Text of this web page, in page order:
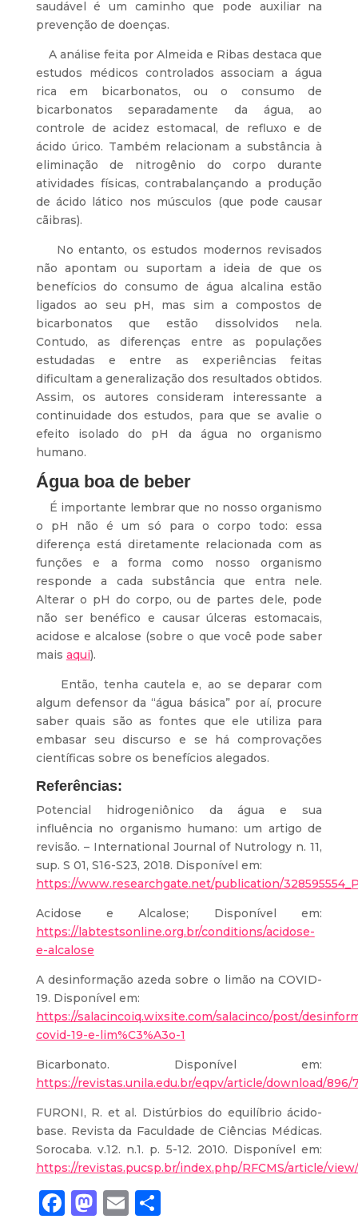
saudável é um caminho que pode auxiliar na
prevenção de doenças.
A análise feita por Almeida e Ribas destaca que
estudos médicos controlados associam a água
rica em bicarbonatos, ou o consumo de
bicarbonatos separadamente da água, ao
controle de acidez estomacal, de refluxo e de
ácido úrico. Também relacionam a substância à
eliminação de nitrogênio do corpo durante
atividades físicas, contrabalançando a produção
de ácido lático nos músculos (que pode causar
cãibras).
No entanto, os estudos modernos revisados
não apontam ou suportam a ideia de que os
benefícios do consumo de água alcalina estão
ligados ao seu pH, mas sim a compostos de
bicarbonatos que estão dissolvidos nela.
Contudo, as diferenças entre as populações
estudadas e entre as experiências feitas
dificultam a generalização dos resultados obtidos.
Assim, os autores consideram interessante a
continuidade dos estudos, para que se avalie o
efeito isolado do pH da água no organismo
humano.
Água boa de beber
É importante lembrar que no nosso organismo
o pH não é um só para o corpo todo: essa
diferença está diretamente relacionada com as
funções e a forma como nosso organismo
responde a cada substância que entra nele.
Alterar o pH do corpo, ou de partes dele, pode
não ser benéfico e causar úlceras estomacais,
acidose e alcalose (sobre o que você pode saber
mais aqui).
Então, tenha cautela e, ao se deparar com
algum defensor da “água básica” por aí, procure
saber quais são as fontes que ele utiliza para
embasar seu discurso e se há comprovações
científicas sobre os benefícios alegados.
Referências:
Potencial hidrogeniônico da água e sua
influência no organismo humano: um artigo de
revisão. – International Journal of Nutrology n. 11,
sup. S 01, S16-S23, 2018. Disponível em:
https://www.researchgate.net/publication/
Acidose e Alcalose; Disponível em:
https://labtestsonline.org.br/conditions/acidose-
e-alcalose
A desinformação azeda sobre o limão na COVID-
19. Disponível em:
https://salacincoiq.wixsite.com/salacinco/post/
covid-19-e-lim%C3%A3o-1
Bicarbonato. Disponível em:
https://revistas.unila.edu.br/eqpv/article/download/896/
FURONI, R. et al. Distúrbios do equilíbrio ácido-
base. Revista da Faculdade de Ciências Médicas.
Sorocaba. v.12. n.1. p. 5-12. 2010. Disponível em:
https://revistas.pucsp.br/index.php/RFCMS/article/
Facebook
Mastodon
EmailShare